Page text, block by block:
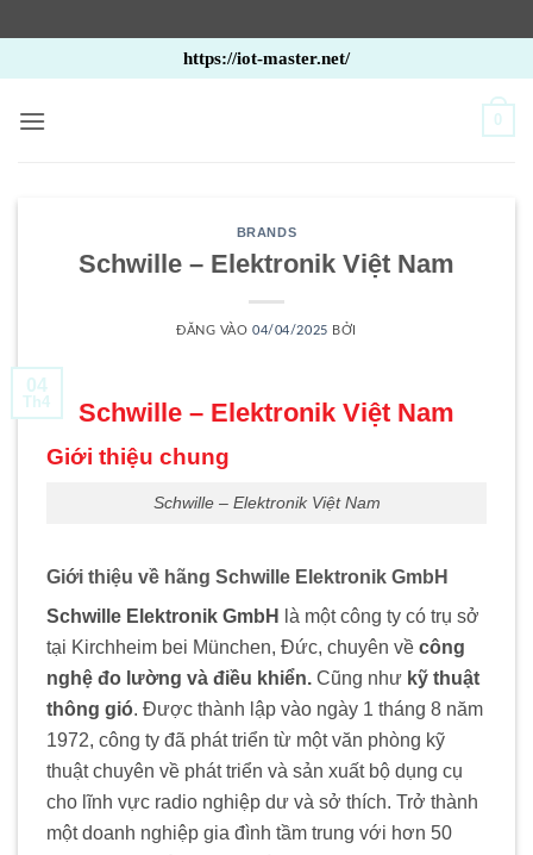
qua
nội
https://iot-master.net/
0
BRANDS
Schwille – Elektronik Việt Nam
ĐĂNG VÀO04/04/2025 BỞI
04
Th4 Schwille – Elektronik Việt Nam
Giới thiệu chung
Schwille – Elektronik Việt Nam
Giới thiệu về hãng Schwille Elektronik GmbH
Schwille Elektronik GmbH
là một công ty có trụ sở
tại Kirchheim bei München, Đức, chuyên về công
nghệ đo lường và điều khiển. Cũng như kỹ thuật
thông gió. Được thành lập vào ngày 1 tháng 8 năm
1972, công ty đã phát triển từ một văn phòng kỹ
thuật chuyên về phát triển và sản xuất bộ dụng cụ
cho lĩnh vực radio nghiệp dư và sở thích. Trở thành
một doanh nghiệp gia đình tầm trung với hơn 50